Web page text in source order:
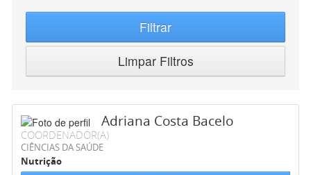
Filtrar
Limpar Filtros
Adriana Costa Bacelo
COORDENADOR(A)
CIÊNCIAS DA SAÚDE
Nutrição